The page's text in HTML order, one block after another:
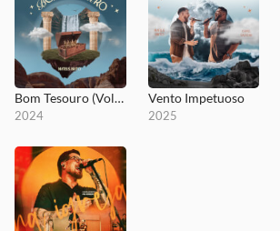
Bom Tesouro (Volume 1)
2024
Vento Impetuoso
2025